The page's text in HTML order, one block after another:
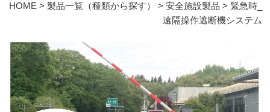
HOME > 製品一覧（種類から探す） > 安全施設製品 > 緊急時_
遠隔操作遮断機システム